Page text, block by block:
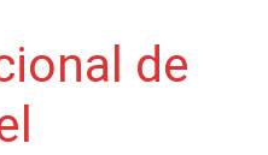
de